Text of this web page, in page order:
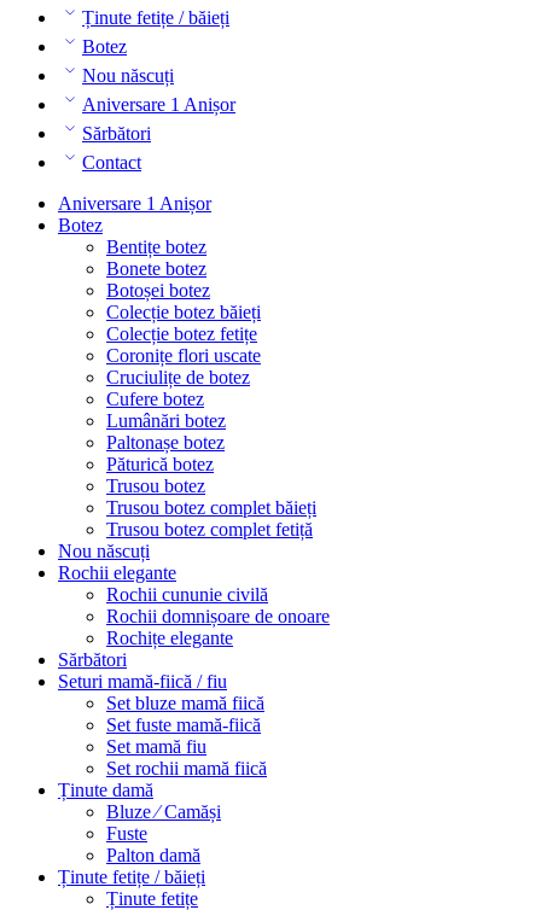
Ținute fetițe / băieți
Botez
Nou născuți
Aniversare 1 Anișor
Sărbători
Contact
Aniversare 1 Anișor
Botez
Bentițe botez
Bonete botez
Botoșei botez
Colecție botez băieți
Colecție botez fetițe
Coronițe flori uscate
Cruciulițe de botez
Cufere botez
Lumânări botez
Paltonașe botez
Păturică botez
Trusou botez
Trusou botez complet băieți
Trusou botez complet fetiță
Nou născuți
Rochii elegante
Rochii cununie civilă
Rochii domnișoare de onoare
Rochițe elegante
Sărbători
Seturi mamă-fiică / fiu
Set bluze mamă fiică
Set fuste mamă-fiică
Set mamă fiu
Set rochii mamă fiică
Ținute damă
Bluze ⁄ Camăși
Fuste
Palton damă
Ținute fetițe / băieți
Ținute fetițe